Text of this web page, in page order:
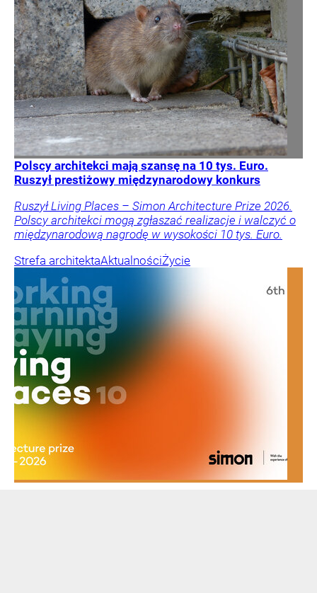
Polscy architekci mają szansę na 10 tys. Euro.
Ruszył prestiżowy międzynarodowy konkurs
Ruszył Living Places – Simon Architecture Prize 2026.
Polscy architekci mogą zgłaszać realizacje i walczyć o
międzynarodową nagrodę w wysokości 10 tys. Euro.
Strefa architektaAktualnościŻycie